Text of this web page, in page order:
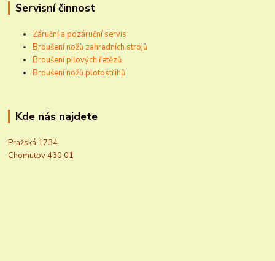
Servisní činnost
Záruční a pozáruční servis
Broušení nožů zahradních strojů
Broušení pilových řetězů
Broušení nožů plotostřihů
Kde nás najdete
Pražská 1734
Chomutov 430 01